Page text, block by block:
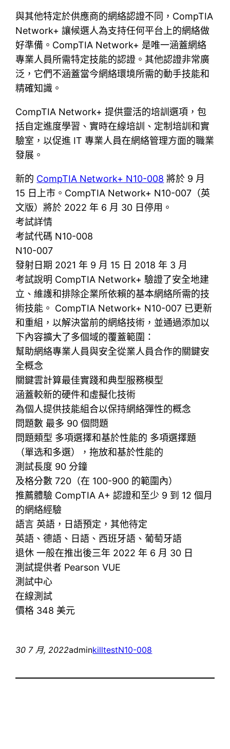
與其他特定於供應商的網絡認證不同，CompTIA
Network+ 讓候選人為支持任何平台上的網絡做
好準備。CompTIA Network+ 是唯一涵蓋網絡
專業人員所需特定技能的認證。其他認證非常廣
泛，它們不涵蓋當今網絡環境所需的動手技能和
精確知識。
CompTIA Network+ 提供靈活的培訓選項，包
括自定進度學習、實時在線培訓、定制培訓和實
驗室，以促進 IT 專業人員在網絡管理方面的職業
發展。
新的 CompTIA Network+ N10-008 將於 9 月
15 日上市。CompTIA Network+ N10-007（英
文版）將於 2022 年 6 月 30 日停用。
考試詳情
考試代碼 N10-008
N10-007
發射日期 2021 年 9 月 15 日 2018 年 3 月
考試說明 CompTIA Network+ 驗證了安全地建
立、維護和排除企業所依賴的基本網絡所需的技
術技能。 CompTIA Network+ N10-007 已更新
和重組，以解決當前的網絡技術，並通過添加以
下內容擴大了多個域的覆蓋範圍：
幫助網絡專業人員與安全從業人員合作的關鍵安
全概念
關鍵雲計算最佳實踐和典型服務模型
涵蓋較新的硬件和虛擬化技術
為個人提供技能組合以保持網絡彈性的概念
問題數 最多 90 個問題
問題類型 多項選擇和基於性能的 多項選擇題
（單选和多選），拖放和基於性能的
測試長度 90 分鐘
及格分數 720（在 100-900 的範圍內）
推薦體驗 CompTIA A+ 認證和至少 9 到 12 個月
的網絡經驗
語言 英語，日語預定，其他待定
英語、德語、日語、西班牙語、葡萄牙語
退休 一般在推出後三年 2022 年 6 月 30 日
測試提供者 Pearson VUE
測試中心
在線測試
價格 348 美元
30 7 月, 2022adminkilltestN10-008